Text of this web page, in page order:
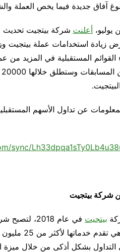
آفاق جديدة فيما يخص العملة
يوليو، أعلنت شركة بيتجيت تحديث
زيادة استخدامات عملة بيتجيت
القوائم المستقبلية في المزيد
عن تداول الأسهم
sync/
شركة بيتجيت
بيتجيت في عام 2018، لتصبح شركة عالمية رائدة متخصصة في مجال
التداول بشكل أذكى من خلال ميزة